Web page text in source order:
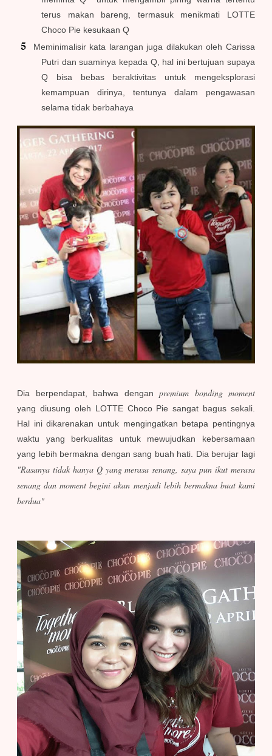
terus makan bareng, termasuk menikmati LOTTE
Choco Pie kesukaan Q
Meminimalisir kata larangan juga dilakukan oleh Carissa
Putri dan suaminya kepada Q, hal ini bertujuan supaya
Q bisa bebas beraktivitas untuk mengeksplorasi
kemampuan dirinya, tentunya dalam pengawasan
selama tidak berbahaya
Dia berpendapat, bahwa dengan premium bonding moment
yang diusung oleh LOTTE Choco Pie sangat bagus sekali.
Hal ini dikarenakan untuk mengingatkan betapa pentingnya
waktu yang berkualitas untuk mewujudkan kebersamaan
yang lebih bermakna dengan sang buah hati. Dia berujar lagi
"Rasanya tidak hanya Q yang merasa senang, saya pun ikut merasa
senang dan moment begini akan menjadi lebih bermakna buat kami
berdua"